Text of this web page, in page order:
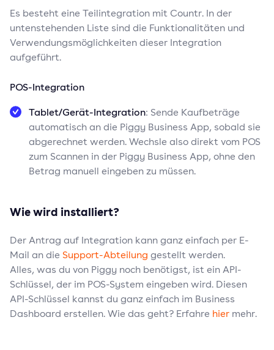
Kostenlos testen
Es besteht eine Teilintegration mit Countr. In der
untenstehenden Liste sind die Funktionalitäten und
Verwendungsmöglichkeiten dieser Integration
aufgeführt.
POS-Integration
Tablet/Gerät-Integration: Sende Kaufbeträge
automatisch an die Piggy Business App, sobald sie
abgerechnet werden. Wechsle also direkt vom POS
zum Scannen in der Piggy Business App, ohne den
Betrag manuell eingeben zu müssen.
Wie wird installiert?
Der Antrag auf Integration kann ganz einfach per E-
Mail an die Support-Abteilung gestellt werden.
Alles, was du von Piggy noch benötigst, ist ein API-
Schlüssel, der im POS-System eingeben wird. Diesen
API-Schlüssel kannst du ganz einfach im Business
Dashboard erstellen. Wie das geht? Erfahre hier mehr.